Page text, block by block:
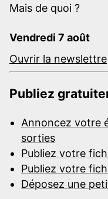
Mais de quoi ?
Vendredi 7 août
Ouvrir la newslettre
Publiez
Annoncez votre
sorties
Publiez votre
Publiez votre
Déposez une